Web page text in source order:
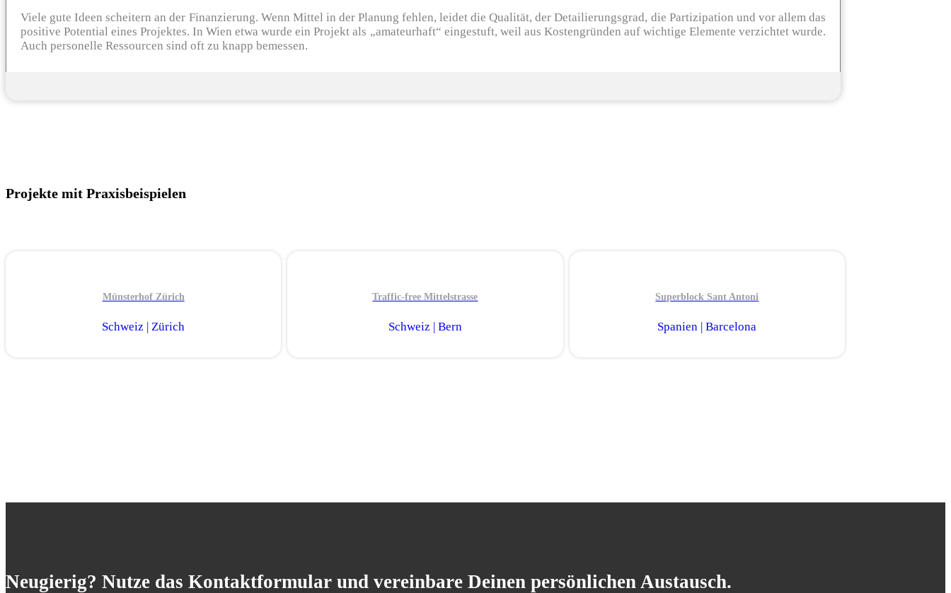
Viele gute Ideen scheitern an der Finanzierung. Wenn Mittel in der Planung fehlen, leidet die Qualität, der Detailierungsgrad, die Partizipation und vor allem das
positive Potential eines Projektes. In Wien etwa wurde ein Projekt als „amateurhaft“ eingestuft, weil aus Kostengründen auf wichtige Elemente verzichtet wurde.
Auch personelle Ressourcen sind oft zu knapp bemessen.
Projekte mit Praxisbeispielen
Münsterhof Zürich
Schweiz | Zürich
Traffic-free Mittelstrasse
Schweiz | Bern
Superblock Sant Antoni
Spanien | Barcelona
Neugierig? Nutze das Kontaktformular und vereinbare Deinen persönlichen Austausch.